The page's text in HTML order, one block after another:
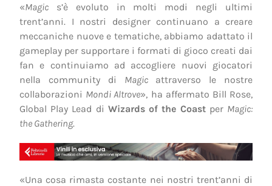
«Magic s’è evoluto in molti modi negli ultimi
trent’anni. I nostri designer continuano a creare
meccaniche nuove e tematiche, abbiamo adattato il
gameplay per supportare i formati di gioco creati dai
fan e continuiamo ad accogliere nuovi giocatori
nella community di Magicattraverso le nostre
collaborazioni Mondi Altrove», ha affermato Bill Rose,
Global Play Lead di Wizards of the Coastper Magic:
the Gathering.
«Una cosa rimasta costante nei nostri trent’anni di